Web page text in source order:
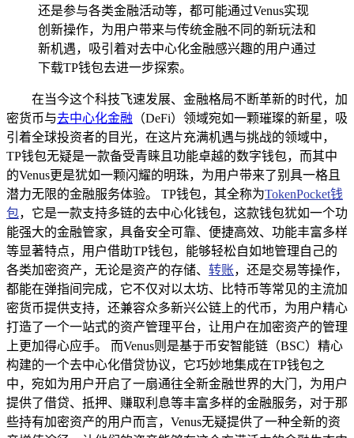
还是参与各类金融活动等，都可能通过Venus实现
创新操作，为用户带来与传统金融不同的新玩法和
新机遇，吸引着对去中心化金融感兴趣的用户通过
下载TP钱包去进一步探索。
在当今这个科技飞速发展、金融格局不断革新的时代，加
密货币与去中心化金融 （DeFi）领域宛如一颗璀璨的新星，吸
引着全球投资者的目光，在这片充满机遇与挑战的领域中，
TP钱包无疑是一款备受青睐且功能卓越的数字钱包，而其中
的Venus更是犹如一颗闪耀的明珠，为用户带来了别具一格且
潜力无限的金融服务体验。 TP钱包，其全称为TokenPocket钱
包，它是一款支持多链的去中心化钱包，这款钱包犹如一个功
能强大的金融管家，具备安全可靠、便捷高效、功能丰富多样
等显著特点，用户借助TP钱包，能够轻松自如地管理自己的
各类加密资产，无论是资产的存储、 转账，还是交易等操作，
都能在弹指间完成，它不仅对以太坊、比特币等常见的主流加
密货币提供支持，还兼容众多新兴公链上的代币，为用户精心
打造了一个一站式的资产管理平台，让用户在加密资产的管理
上更加得心应手。 而Venus则是基于币安智能链（BSC）精心
构建的一个去中心化借贷协议，它巧妙地集成在TP钱包之
中，宛如为用户开启了一扇通往全新金融世界的大门，为用户
提供了借贷、抵押、赚取利息等丰富多样的金融服务，对于那
些持有加密资产的用户而言，Venus无疑提供了一种全新的资